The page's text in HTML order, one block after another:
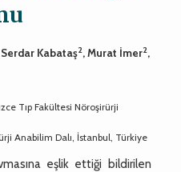
Serdar Kabataş2, Murat İmer2,
Tıp Fakültesi Nöroşirürji
Anabilim Dalı, İstanbul, Türkiye
eşlik ettiği bildirilen